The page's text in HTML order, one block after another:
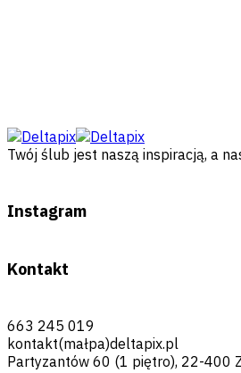
Twój ślub jest naszą inspiracją, a
Instagram
Kontakt
663 245 019
kontakt(małpa)deltapix.pl
Partyzantów 60 (1 piętro), 22-400